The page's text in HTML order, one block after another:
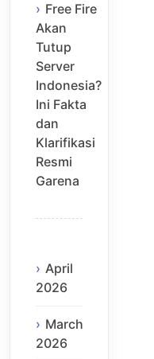
Free Fire
Akan
Tutup
Server
Indonesia?
Ini Fakta
dan
Klarifikasi
Resmi
Garena
April
2026
March
2026